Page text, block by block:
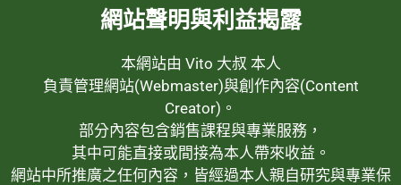
網站聲明與利益揭露
本網站由 Vito 大叔 本人
負責管理網站(Webmaster)與創作內容(Content
Creator)。
部分內容包含銷售課程與專業服務，
其中可能直接或間接為本人帶來收益。
網站中所推廣之任何內容，皆經過本人親自研究與專業保